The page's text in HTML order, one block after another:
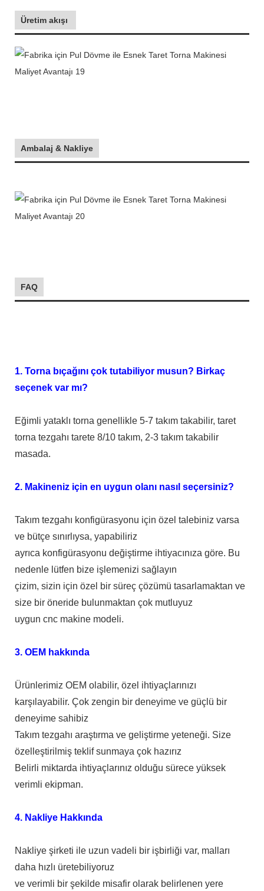
Üretim akışı
Ambalaj & Nakliye
FAQ
1. Torna bıçağını çok tutabiliyor musun? Birkaç
seçenek var mı?
Eğimli yataklı torna genellikle 5-7 takım takabilir, taret
torna tezgahı tarete 8/10 takım, 2-3 takım takabilir
masada.
2. Makineniz için en uygun olanı nasıl seçersiniz?
Takım tezgahı konfigürasyonu için özel talebiniz varsa
ve bütçe sınırlıysa, yapabiliriz
ayrıca konfigürasyonu değiştirme ihtiyacınıza göre. Bu
nedenle lütfen bize işlemenizi sağlayın
çizim, sizin için özel bir süreç çözümü tasarlamaktan ve
size bir öneride bulunmaktan çok mutluyuz
uygun cnc makine modeli.
3. OEM hakkında
Ürünlerimiz OEM olabilir, özel ihtiyaçlarınızı
karşılayabilir. Çok zengin bir deneyime ve güçlü bir
deneyime sahibiz
Takım tezgahı araştırma ve geliştirme yeteneği. Size
özelleştirilmiş teklif sunmaya çok hazırız
Belirli miktarda ihtiyaçlarınız olduğu sürece yüksek
verimli ekipman.
4. Nakliye Hakkında
Nakliye şirketi ile uzun vadeli bir işbirliği var, malları
daha hızlı üretebiliyoruz
ve verimli bir şekilde misafir olarak belirlenen yere